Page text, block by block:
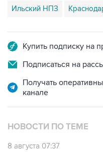
Ильский НПЗ
Купить подписку на
Подписаться на
Получать
канале
НОВОСТИ ПО ТЕМЕ
8 августа 07:37